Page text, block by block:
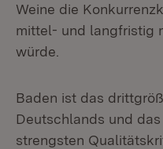
Weine die
mittel- und langfristig
würde.
Baden ist das
Deutschlands und
strengsten